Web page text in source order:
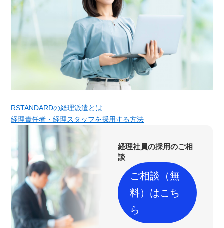
RSTANDARDの経理派遣とは
経理責任者・経理スタッフを採用する方法
経理社員の採用のご相
談
ご相談（無
料）はこち
ら